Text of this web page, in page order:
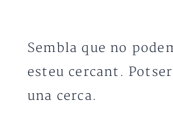
Sembla que no
esteu cercant.
una cerca.